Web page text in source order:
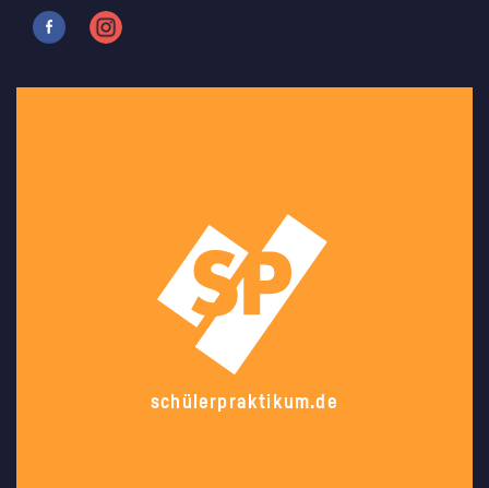
schülerpraktikum.de